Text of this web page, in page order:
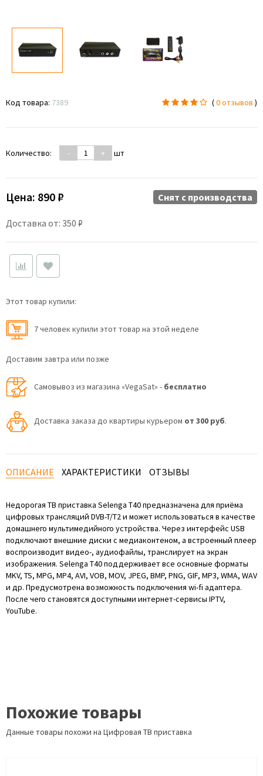
Код товара: 7389 (0 отзывов )
Количество: - + шт
Цена: 890 ₽
Доставка от: 350 ₽
Снят c производства
Этот товар купили:
7 человек купили этот товар на этой неделе
Доставим завтра или позже
Самовывоз из магазина «VegaSat» - бесплатно
Доставка заказа до квартиры курьером от 300 руб.
ОПИСАНИЕ ХАРАКТЕРИСТИКИ ОТЗЫВЫ
Недорогая ТВ приставка Selenga T40 предназначена для приёма
цифровых трансляций DVB-T/T2 и может использоваться в качестве
домашнего мультимедийного устройства. Через интерфейс USB
подключают внешние диски с медиаконтеном, а встроенный плеер
воспроизводит видео-, аудиофайлы, транслирует на экран
изображения. Selenga T40 поддерживает все основные форматы
MKV, TS, MPG, MP4, AVI, VOB, MOV, JPEG, BMP, PNG, GIF, MP3, WMA, WAV
и др. Предусмотрена возможность подключения wi-fi адаптера.
После чего становятся доступными интернет-сервисы IPTV,
YouTube.
Похожие товары
Данные товары похожи на Цифровая ТВ приставка